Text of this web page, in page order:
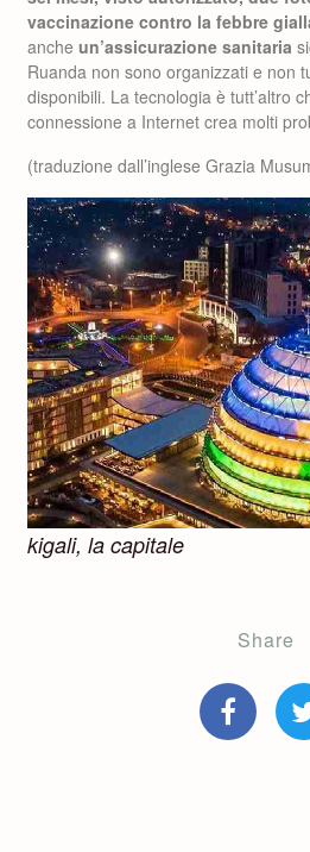
vaccinazione contro la febbre
anche un’assicurazione sanitaria
Ruanda non sono organizzati e non
disponibili. La tecnologia è tutt’altro
connessione a Internet crea molti
(traduzione dall’inglese Grazia
kigali, la capitale
Share